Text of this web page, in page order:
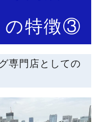
の特徴③
専門店としての